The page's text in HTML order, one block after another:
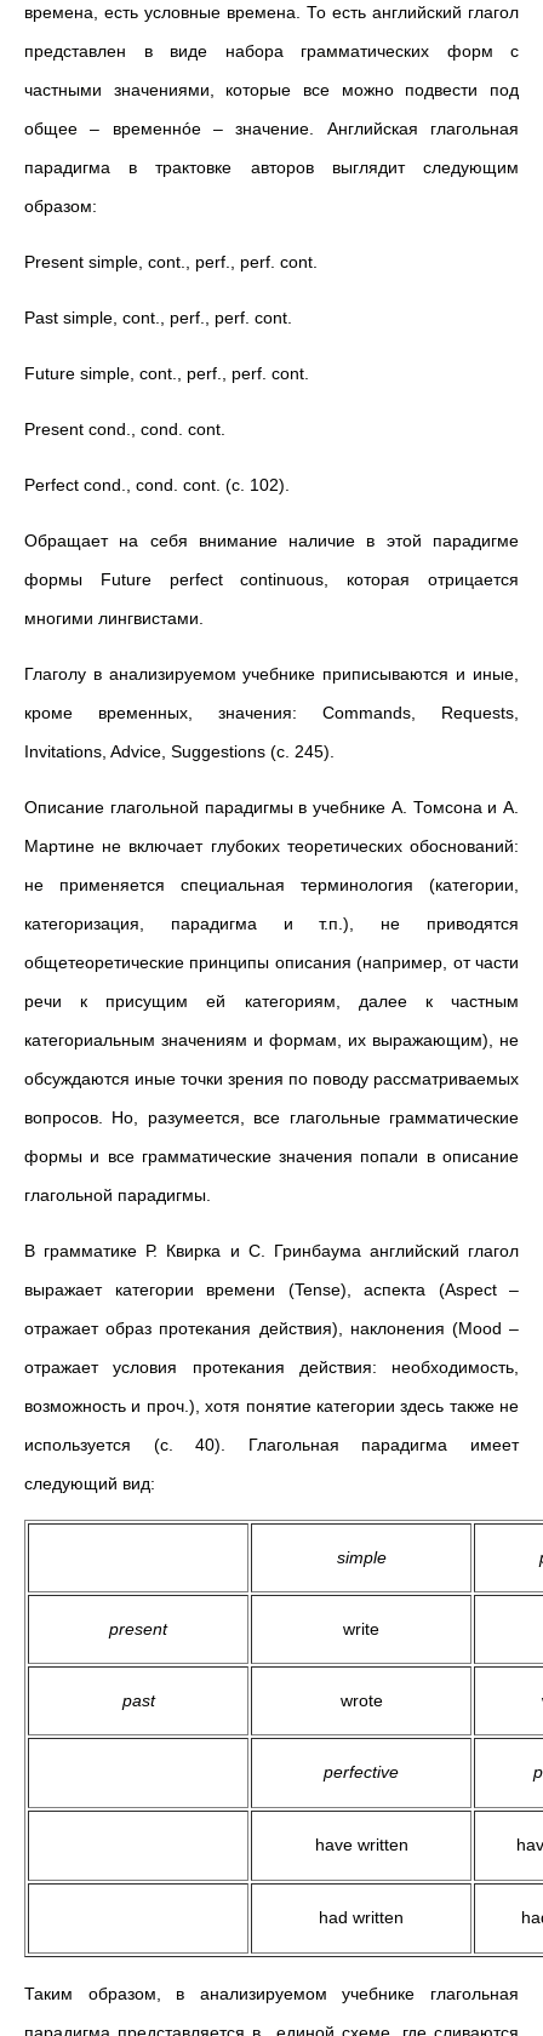
времена, есть условные времена. То есть английский глагол
представлен в виде набора грамматических форм с
частными значениями, которые все можно подвести под
общее – временнóе – значение. Английская глагольная
парадигма в трактовке авторов выглядит следующим
образом:
Present simple, cont., perf., perf. cont.
Past simple, cont., perf., perf. cont.
Future simple, cont., perf., perf. cont.
Present cond., cond. cont.
Perfect cond., cond. cont. (с. 102).
Обращает на себя внимание наличие в этой парадигме
формы Future perfect continuous, которая отрицается
многими лингвистами.
Глаголу в анализируемом учебнике приписываются и иные,
кроме временных, значения: Commands, Requests,
Invitations, Advice, Suggestions (с. 245).
Описание глагольной парадигмы в учебнике А. Томсона и А.
Мартине не включает глубоких теоретических обоснований:
не применяется специальная терминология (категории,
категоризация, парадигма и т.п.), не приводятся
общетеоретические принципы описания (например, от части
речи к присущим ей категориям, далее к частным
категориальным значениям и формам, их выражающим), не
обсуждаются иные точки зрения по поводу рассматриваемых
вопросов. Но, разумеется, все глагольные грамматические
формы и все грамматические значения попали в описание
глагольной парадигмы.
В грамматике Р. Квирка и С. Гринбаума английский глагол
выражает категории времени (Tense), аспекта (Aspect –
отражает образ протекания действия), наклонения (Mood –
отражает условия протекания действия: необходимость,
возможность и проч.), хотя понятие категории здесь также не
используется (с. 40). Глагольная парадигма имеет
следующий вид:
simple
present write
past wrote
perfective
have written
had written
Таким образом, в анализируемом учебнике глагольная